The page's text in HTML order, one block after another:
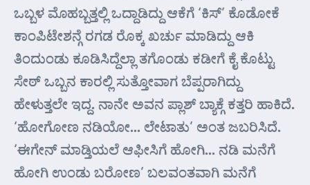
ಒಬ್ಬಳ ಮೊಹಬ್ಬತ್ತಲ್ಲಿ ಒದ್ದಾಡಿದ್ದು ಆಕೆಗೆ ‘ಕಿಸ್’ ಕೊಡೋಕೆ
ಕಾಂಪಿಟೇಶನ್ಗೆ ರಗಡ ರೊಕ್ಕ ಖರ್ಚು ಮಾಡಿದ್ದು ಆಕಿ
ತಿಂದುಂಡು ಕೂಡಿಸಿದ್ದೆಲ್ಲಾ ತಗೊಂಡು ಕಡೀಗೆ ಕೈ ಕೊಟ್ಟು
ಸೇಠ್ ಒಬ್ಬನ ಕಾರಲ್ಲಿ ಸುತ್ತೋವಾಗ ಬೆಪ್ಪರಾಗಿದ್ದು
ಹೇಳುತ್ತಲೇ ಇದ್ದ. ನಾನೇ ಅವನ ಪ್ಲಾಶ್ ಬ್ಯಾಕ್ಗೆ ಕತ್ತರಿ ಹಾಕಿದೆ.
‘ಹೋಗೋಣ ನಡಿಯೋ… ಲೇಟಾತು’ ಅಂತ ಜಬರಿಸಿದೆ.
‘ಈಗೇನ್ ಮಾಡ್ತಿಯಲೆ ಆಫೀಸಿಗೆ ಹೋಗಿ… ನಡಿ ಮನೆಗೆ
ಹೋಗಿ ಉಂಡು ಬರೋಣ’ ಬಲವಂತವಾಗಿ ಮನೆಗೆ